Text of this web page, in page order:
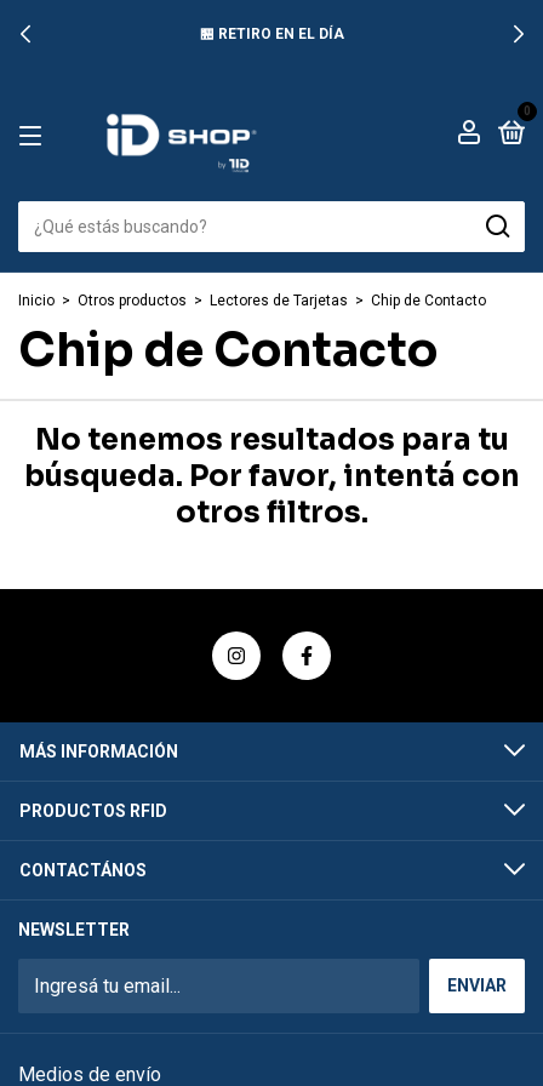
🏪 RETIRO EN EL DÍA
0
Inicio > Otros productos > Lectores de Tarjetas > Chip de Contacto
Chip de Contacto
No tenemos resultados para tu
búsqueda. Por favor, intentá con
otros filtros.
MÁS INFORMACIÓN
PRODUCTOS RFID
CONTACTÁNOS
NEWSLETTER
Medios de envío